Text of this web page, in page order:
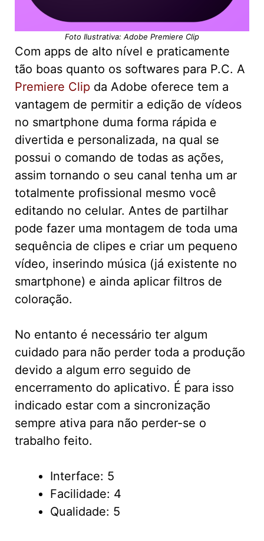
Foto Ilustrativa: Adobe Premiere Clip
Com apps de alto nível e praticamente
tão boas quanto os softwares para P.C. A
Premiere Clip da Adobe oferece tem a
vantagem de permitir a edição de vídeos
no smartphone duma forma rápida e
divertida e personalizada, na qual se
possui o comando de todas as ações,
assim tornando o seu canal tenha um ar
totalmente profissional mesmo você
editando no celular. Antes de partilhar
pode fazer uma montagem de toda uma
sequência de clipes e criar um pequeno
vídeo, inserindo música (já existente no
smartphone) e ainda aplicar filtros de
coloração.
No entanto é necessário ter algum
cuidado para não perder toda a produção
devido a algum erro seguido de
encerramento do aplicativo. É para isso
indicado estar com a sincronização
sempre ativa para não perder-se o
trabalho feito.
Interface: 5
Facilidade: 4
Qualidade: 5